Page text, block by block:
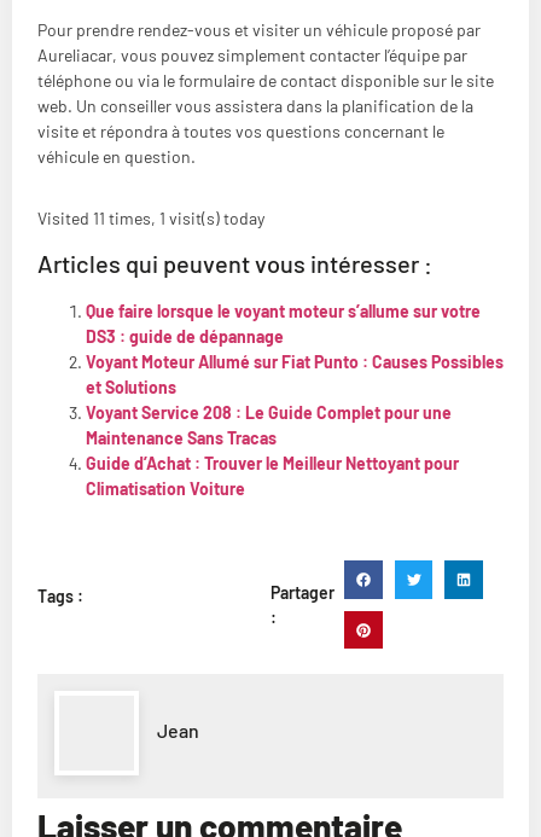
Pour prendre rendez-vous et visiter un véhicule proposé par
Aureliacar, vous pouvez simplement contacter l’équipe par
téléphone ou via le formulaire de contact disponible sur le site
web. Un conseiller vous assistera dans la planification de la
visite et répondra à toutes vos questions concernant le
véhicule en question.
Visited 11 times, 1 visit(s) today
Articles qui peuvent vous intéresser :
Que faire lorsque le voyant moteur s’allume sur votre
DS3 : guide de dépannage
Voyant Moteur Allumé sur Fiat Punto : Causes Possibles
et Solutions
Voyant Service 208 : Le Guide Complet pour une
Maintenance Sans Tracas
Guide d’Achat : Trouver le Meilleur Nettoyant pour
Climatisation Voiture
Tags :
Partager
:
Jean
Laisser un commentaire